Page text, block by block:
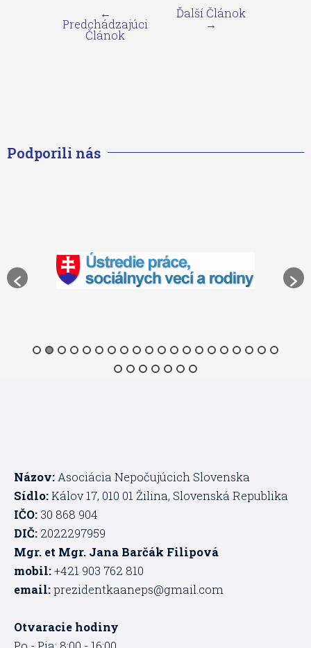
←
Predchádzajúci
Článok
Ďalší Článok
→
Podporili nás
Názov: Asociácia Nepočujúcich Slovenska
Sídlo:Kálov 17, 010 01 Žilina, Slovenská Republika
IČO: 30 868 904
DIČ: 2022297959
Mgr. et Mgr. Jana Barčák Filipová
mobil:+421 903 762 810
email:prezidentkaaneps@gmail.com
Otvaracie hodiny